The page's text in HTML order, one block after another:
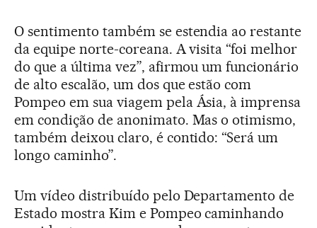
O sentimento também se estendia ao restante
da equipe norte-coreana. A visita “foi melhor
do que a última vez”, afirmou um funcionário
de alto escalão, um dos que estão com
Pompeo em sua viagem pela Ásia, à imprensa
em condição de anonimato. Mas o otimismo,
também deixou claro, é contido: “Será um
longo caminho”.
Um vídeo distribuído pelo Departamento de
Estado mostra Kim e Pompeo caminhando